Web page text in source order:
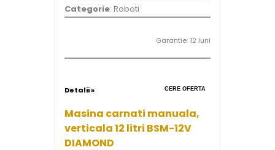
Categorie: Roboti
Garantie: 12 luni
Detalii » CERE OFERTA
Masina carnati manuala,
verticala 12 litri BSM-12V
DIAMOND